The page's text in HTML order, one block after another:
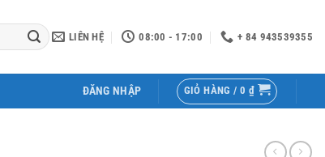
LIÊN HỆ 08:00 - 17:00 + 84 943539355
ĐĂNG NHẬP GIỎ HÀNG / 0 ₫